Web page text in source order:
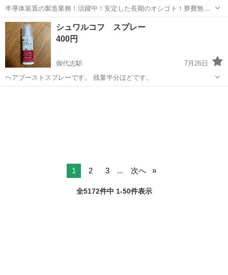
半導体装置の製造業務！活躍中！安定した長期のオシゴト！寮費無料
★赴任旅費会社負担◎20代～40代の男性活躍中★未経験活躍中！高時
給1,500円！《大分県中津市》 人気の工場のお仕事 ◇半導体装置内部
のシート製造◇ ＊クリー...
大分 中津市 東中津駅
シュワルコフ スプレー
400円
御代志駅
7月26日
ヘアブーストスプレーです。 残量半分ほどです。
1 2 3 ... 次へ
全5172件中 1-50件表示